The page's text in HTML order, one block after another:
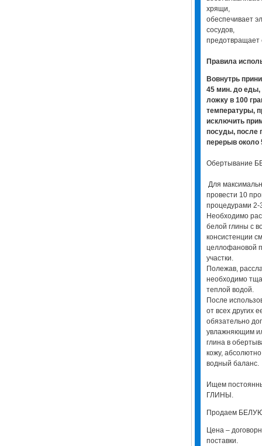
хрящи,
обеспечивает
сосудов,
предотвращает
Правила
Вовнутрь
45 мин. до еды,
ложку в 100
температуры,
исключить
посуды, после
перерыв около
Обертывание
Для
провести 10
процедурами
Необходимо
белой глины с
консистенции
целлофановой
участки.
Полежав,
необходимо
теплой водой.
После
от всех других
обязательно
увлажняющим
глина в
кожу,
водный баланс.
Ищем
ГЛИНЫ.
Продаем
Цена –
поставки.